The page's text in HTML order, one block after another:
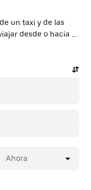
un taxi y de las
desde o hacia el
última hora a
Ahora